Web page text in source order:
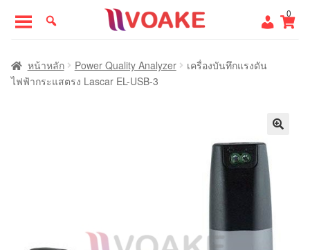
to
navigation
to
content
0
หน้าแรก
หน้าหลัก Power Quality Analyzer
เครื่องบันทึกแรงดัน
ไฟฟ้ากระแสตรง Lascar EL-USB-3